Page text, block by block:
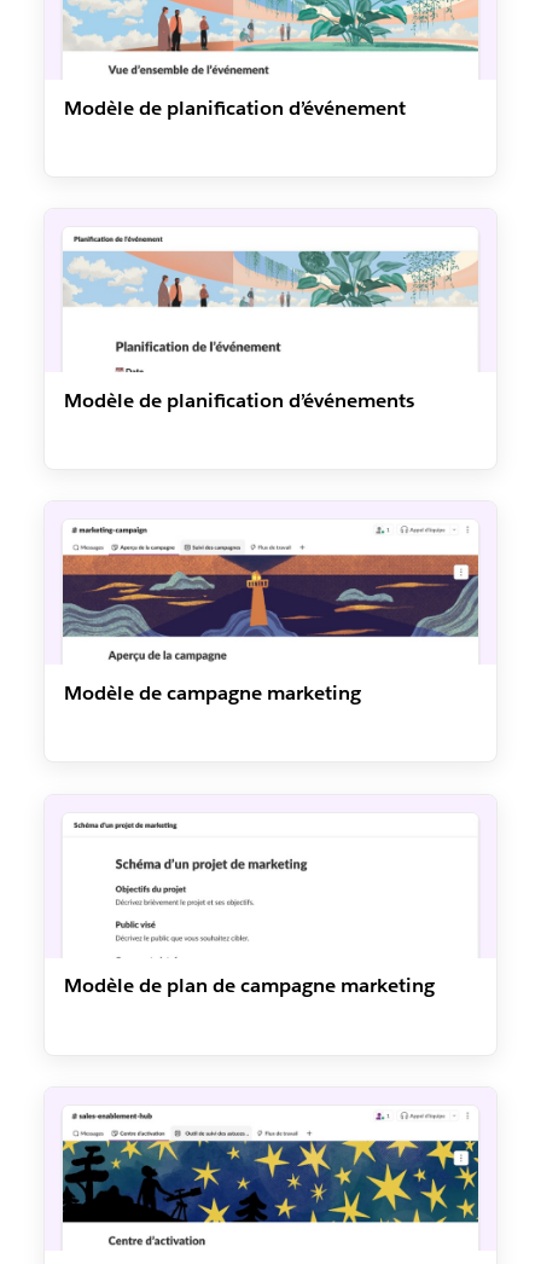
Modèle de planification d’événement
Modèle de planification d’événements
Modèle de campagne marketing
Modèle de plan de campagne marketing